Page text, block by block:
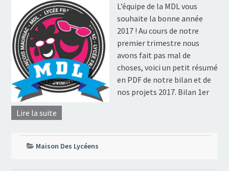
L’équipe de la MDL vous
souhaite la bonne année
2017 ! Au cours de notre
premier trimestre nous
avons fait pas mal de
choses, voici un petit résumé
en PDF de notre bilan et de
nos projets 2017. Bilan 1er
Lire la suite
Maison Des Lycéens